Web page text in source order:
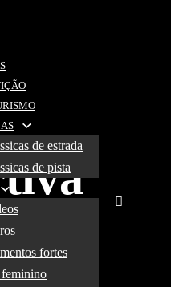
de estrada
de pista
fortes